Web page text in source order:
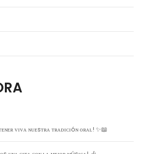
ᴠɪᴠᴀ ɴᴜᴇsᴛʀᴀ ᴛʀᴀᴅɪᴄɪóɴ ᴏʀᴀʟ! ✨📖